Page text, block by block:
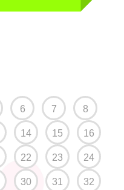
6 7 8
14 15 16
22 23 24
30 31 32